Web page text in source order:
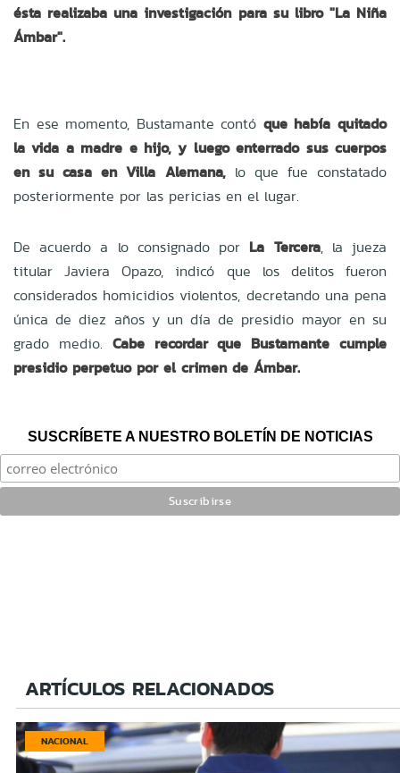
ésta realizaba una investigación para su libro "La Niña
Ámbar".
En ese momento, Bustamante contó que había quitado
la vida a madre e hijo, y luego enterrado sus cuerpos
en su casa en Villa Alemana,lo que fue constatado
posteriormente por las pericias en el lugar.
De acuerdo a lo consignado por La Tercera, la jueza
titular Javiera Opazo, indicó que los delitos fueron
considerados homicidios violentos, decretando una pena
única de diez años y un día de presidio mayor en su
grado medio. Cabe recordar que Bustamante cumple
presidio perpetuo por el crimen de Ámbar.
SUSCRÍBETE A NUESTRO BOLETÍN DE NOTICIAS
ARTÍCULOS RELACIONADOS
NACIONAL